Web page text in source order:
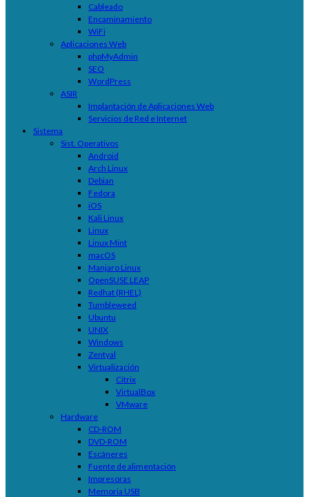
Cableado
Encaminamiento
WiFi
Aplicaciones Web
phpMyAdmin
SEO
WordPress
ASIR
Implantación de Aplicaciones Web
Servicios de Red e Internet
Sistema
Sist. Operativos
Android
Arch Linux
Debian
Fedora
iOS
Kali Linux
Linux
Linux Mint
macOS
Manjaro Linux
OpenSUSE LEAP
Redhat (RHEL)
Tumbleweed
Ubuntu
UNIX
Windows
Zentyal
Virtualización
Citrix
VirtualBox
VMware
Hardware
CD-ROM
DVD-ROM
Escáneres
Fuente de alimentación
Impresoras
Memoria USB